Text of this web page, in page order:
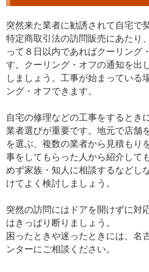
突然来た業者に勧誘されて自宅で
特定商取引法の訪問販売にあたり
って８日以内であればクーリング
す。クーリング・オフの通知を出
しましょう。工事が始まっている
ング・オフできます。
自宅の修理などの工事をするとき
業者選びが重要です。地元で店舗
を選ぶ、複数の業者から見積もり
事をしてもらった人から紹介して
めず家族・知人に相談するなどし
けてよく検討しましょう。
突然の訪問にはドアを開けずに対
はきっぱり断りましょう。
困ったときや迷ったときには、名
ンターにご相談ください。